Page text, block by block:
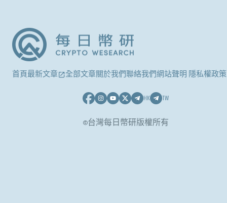
首頁最新文章 全部文章關於我們聯絡我們網站聲明 隱私權政策
HK TW
©台灣每日幣研版權所有